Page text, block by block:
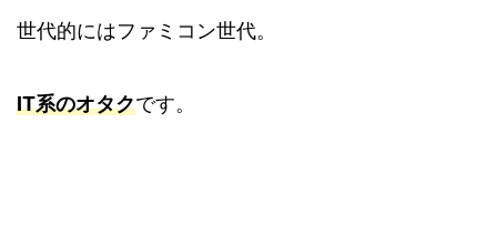
世代的にはファミコン世代。
IT系のオタクです。